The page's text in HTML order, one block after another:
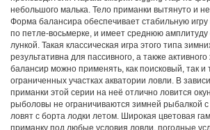
производителя Rapala смерии Jigging Rap по
небольшого малька. Тело приманки вытянуто и
Форма балансира обеспечивает стабильную
по петле-восьмерке, и имеет среднюю амплитуду
лункой. Такая классическая игра этого типа
результативна для пассивного, а также
балансир можно применять, как поисковый, так и
ограниченных участках акватории ловли. В
приманки этой серии на неё отлично ловится
рыболовы не ограничиваются зимней рыбалкой
ловят с борта лодки летом. Широкая цветовая